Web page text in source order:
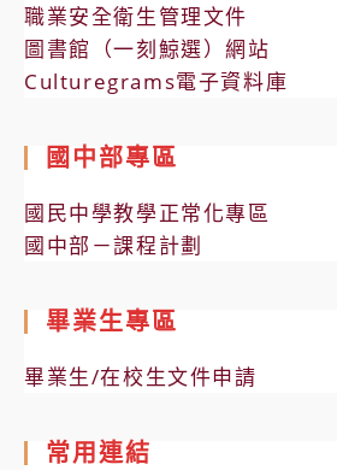
職業安全衛生管理文件
圖書館（一刻鯨選）網站
Culturegrams電子資料庫
國中部專區
國民中學教學正常化專區
國中部－課程計劃
畢業生專區
畢業生/在校生文件申請
常用連結